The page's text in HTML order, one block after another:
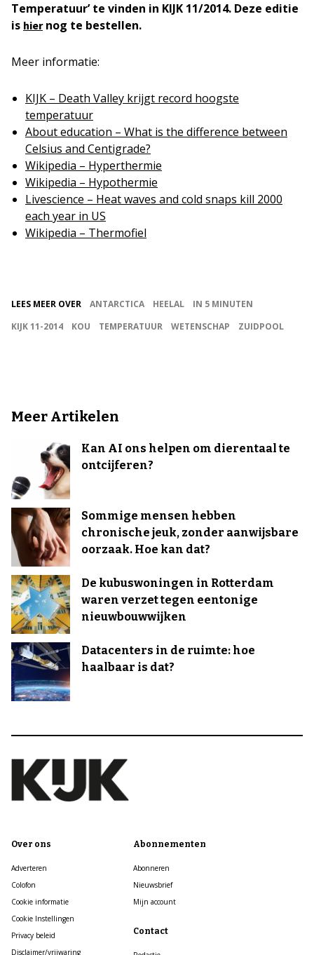
Temperatuur’ te vinden in KIJK 11/2014. Deze editie
is hiernog te bestellen.
Meer informatie:
KIJK – Death Valley krijgt record hoogste
temperatuur
About education – What is the difference between
Celsius and Centigrade?
Wikipedia – Hyperthermie
Wikipedia – Hypothermie
Livescience – Heat waves and cold snaps kill 2000
each year in US
Wikipedia – Thermofiel
LEES MEER OVER ANTARCTICA HEELAL
IN 5 MINUTEN
KIJK 11-2014
KOU TEMPERATUUR WETENSCHAP ZUIDPOOL
Meer Artikelen
Kan AI ons helpen om dierentaal te
ontcijferen?
Sommige mensen hebben
chronische jeuk, zonder aanwijsbare
oorzaak. Hoe kan dat?
De kubuswoningen in Rotterdam
waren verzet tegen eentonige
nieuwbouwwijken
Datacenters in de ruimte: hoe
haalbaar is dat?
Over ons
Adverteren
Colofon
Cookie informatie
Cookie Instellingen
Privacy beleid
Disclaimer/vrijwaring
Abonnementen
Abonneren
Nieuwsbrief
Mijn account
Contact